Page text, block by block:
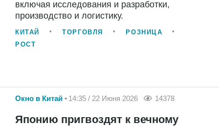
включая исследования и разработки,
производство и логистику.
КИТАЙ ТОРГОВЛЯ
РОЗНИЦА
РОСТ
Окно в Китай 14:35 / 22 Июня 2026 14378
Японию пригвоздят к вечному